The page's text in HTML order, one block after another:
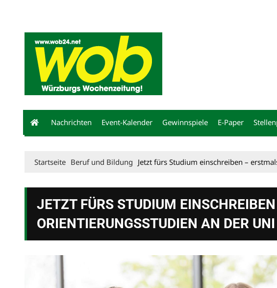
Nachrichten Event-Kalender Gewinnspiele E-Paper
Startseite Beruf und Bildung Jetzt fürs Studium einschreiben –
JETZT FÜRS STUDIUM
ORIENTIERUNGSSTUDIEN AN DER